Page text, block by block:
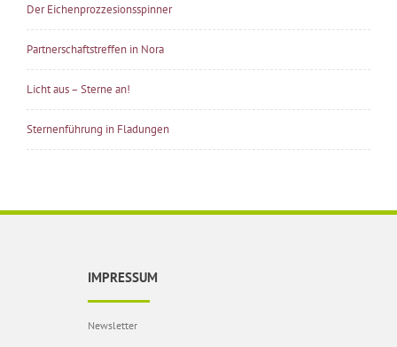
Der Eichenprozzesionsspinner
Partnerschaftstreffen in Nora
Licht aus – Sterne an!
Sternenführung in Fladungen
IMPRESSUM
Newsletter